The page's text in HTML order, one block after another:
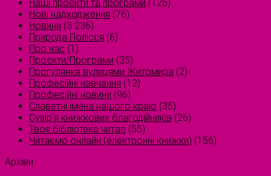
Наші проєкти та програми (125)
Нові надходження (76)
Новини (3 236)
Природа Полісся (6)
Про нас (1)
Проєкти/Програми (35)
Прогулянка вулицями Житомира (2)
Професійні навчання (12)
Професійні новини (96)
Славетні імена нашого краю (35)
Сузірʼя книжкових благодійників (26)
Твоя бібліотека читає (55)
Читаємо онлайн (електронні книжки) (156)
Архіви